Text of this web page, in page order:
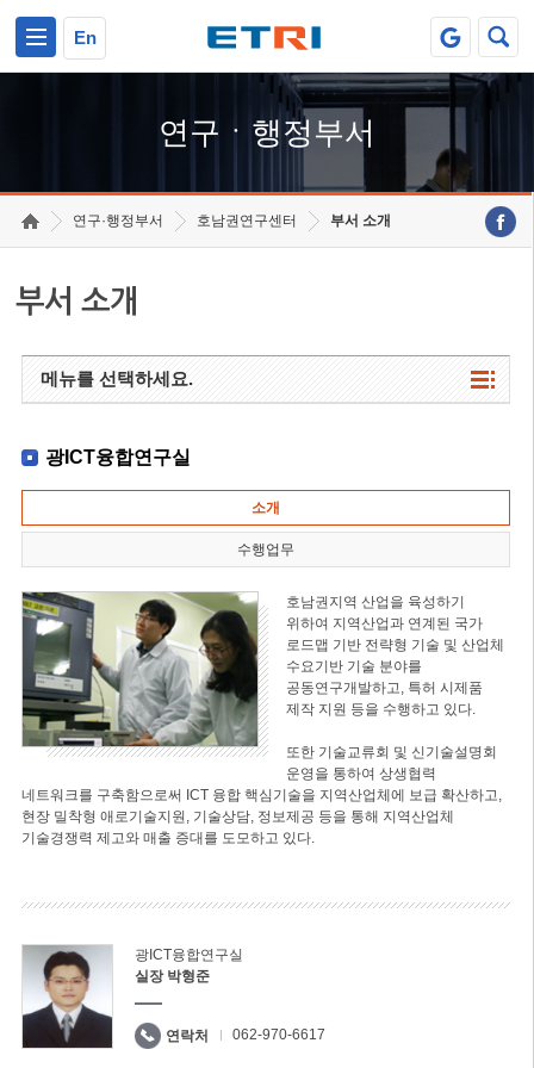
En
연구ㆍ행정부서
연구·행정부서 호남권연구센터 부서 소개
부서 소개
메뉴를 선택하세요.
광ICT융합연구실
소개
수행업무
호남권지역 산업을 육성하기
위하여 지역산업과 연계된 국가
로드맵 기반 전략형 기술 및 산업체
수요기반 기술 분야를
공동연구개발하고, 특허 시제품
제작 지원 등을 수행하고 있다.
또한 기술교류회 및 신기술설명회
운영을 통하여 상생협력
네트워크를 구축함으로써 ICT 융합 핵심기술을 지역산업체에 보급 확산하고,
현장 밀착형 애로기술지원, 기술상담, 정보제공 등을 통해 지역산업체
기술경쟁력 제고와 매출 증대를 도모하고 있다.
광ICT융합연구실
실장 박형준
연락처 062-970-6617